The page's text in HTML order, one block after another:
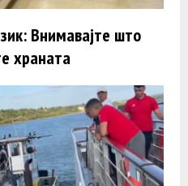
Внимавајте што
храната